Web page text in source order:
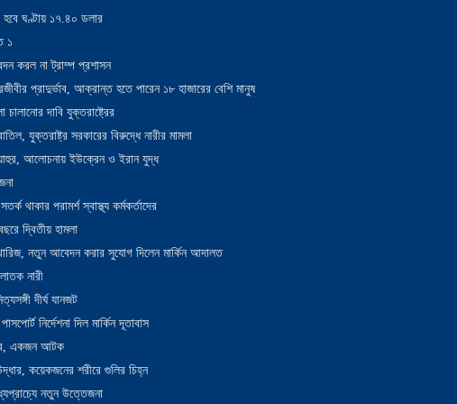
হবে ঘণ্টায় ১৭.৪০ ডলার
১
করল না ট্রাম্প প্রশাসন
প্রাদুর্ভাব, আক্রান্ত হতে পারেন ১৮ হাজারের বেশি মানুষ
চালানোর দাবি যুক্তরাষ্ট্রের
যুক্তরাষ্ট্র সরকারের বিরুদ্ধে নারীর মামলা
আলোচনায় ইউক্রেন ও ইরান যুদ্ধ
থাকার পরামর্শ স্বাস্থ্য কর্মকর্তাদের
দ্বিতীয় হামলা
নতুন আবেদন করার সুযোগ দিলেন মার্কিন আদালত
নারী
দীর্ঘ যানজট
নির্দেশনা দিল মার্কিন দূতাবাস
একজন আটক
কয়েকজনের শরীরে গুলির চিহ্ন
নতুন উত্তেজনা